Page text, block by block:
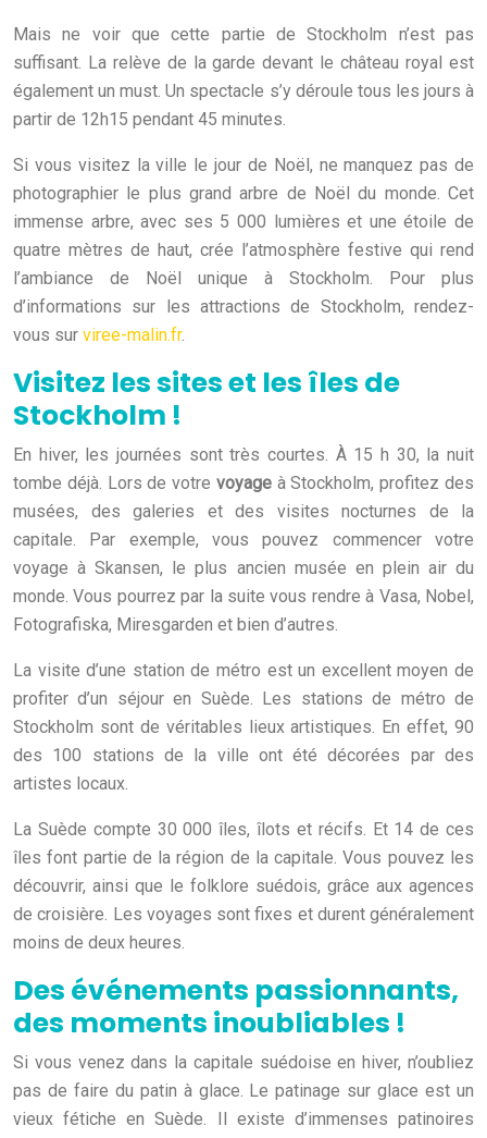
Mais ne voir que cette partie de Stockholm n’est pas
suffisant. La relève de la garde devant le château royal est
également un must. Un spectacle s’y déroule tous les jours à
partir de 12h15 pendant 45 minutes.
Si vous visitez la ville le jour de Noël, ne manquez pas de
photographier le plus grand arbre de Noël du monde. Cet
immense arbre, avec ses 5 000 lumières et une étoile de
quatre mètres de haut, crée l’atmosphère festive qui rend
l’ambiance de Noël unique à Stockholm. Pour plus
d’informations sur les attractions de Stockholm, rendez-
vous sur viree-malin.fr.
Visitez les sites et les îles de
Stockholm !
En hiver, les journées sont très courtes. À 15 h 30, la nuit
tombe déjà. Lors de votre voyageà Stockholm, profitez des
musées, des galeries et des visites nocturnes de la
capitale. Par exemple, vous pouvez commencer votre
voyage à Skansen, le plus ancien musée en plein air du
monde. Vous pourrez par la suite vous rendre à Vasa, Nobel,
Fotografiska, Miresgarden et bien d’autres.
La visite d’une station de métro est un excellent moyen de
profiter d’un séjour en Suède. Les stations de métro de
Stockholm sont de véritables lieux artistiques. En effet, 90
des 100 stations de la ville ont été décorées par des
artistes locaux.
La Suède compte 30 000 îles, îlots et récifs. Et 14 de ces
îles font partie de la région de la capitale. Vous pouvez les
découvrir, ainsi que le folklore suédois, grâce aux agences
de croisière. Les voyages sont fixes et durent généralement
moins de deux heures.
Des événements passionnants,
des moments inoubliables !
Si vous venez dans la capitale suédoise en hiver, n’oubliez
pas de faire du patin à glace. Le patinage sur glace est un
vieux fétiche en Suède. Il existe d’immenses patinoires